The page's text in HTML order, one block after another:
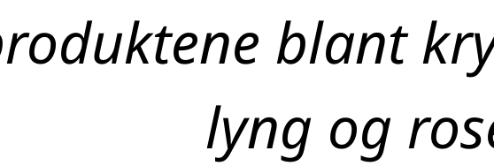
blant
lyng og